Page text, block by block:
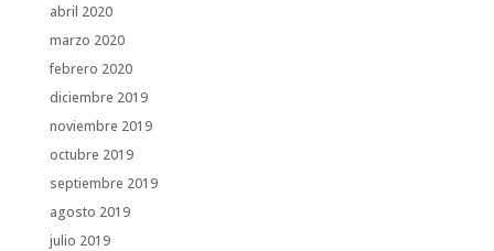
abril 2020
marzo 2020
febrero 2020
diciembre 2019
noviembre 2019
octubre 2019
septiembre 2019
agosto 2019
julio 2019